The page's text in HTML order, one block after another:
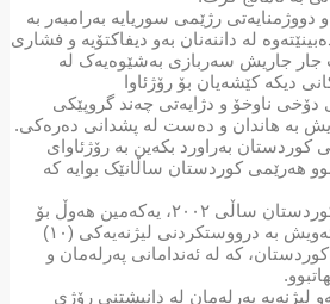
رژێمی سوریایە بەرامبەر بە
لە داننەنان بەو دیفاکتۆیە و فشاری
جار جاریش سەربازی بەشێوەیەک لە
دیکە کێشەیان بۆ رۆژئاوا
دۆخی ناوخۆ و دژایەتی چەند گروپێکی
بە هاندان و دەست لە پشدانی دەرەکی.
کوردستان بەراورد بکەین بە رۆژئاوای
هەرێمی کوردستان ساڵانێک بوایە کە
شایانی باسە، لە هەرێمی کوردستان ساڵی ٢٠٠٢، یەکەمین هەوڵ بۆ
نووسینەوەی دەستور درا، ئەویش بە درووستکردنی لیژنەیەکی (١٠)
کە لە ئەندامانی پەرلەمان و
لیژنەیە پەرلەمان لە دانیشتنی رۆژی